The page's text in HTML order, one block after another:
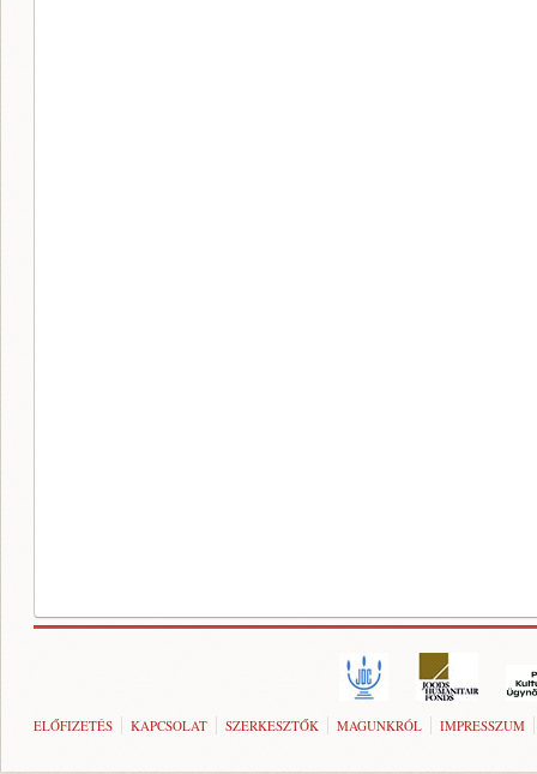
ELŐFIZETÉS KAPCSOLAT SZERKESZTŐK MAGUNKRÓL IMPRESSZUM